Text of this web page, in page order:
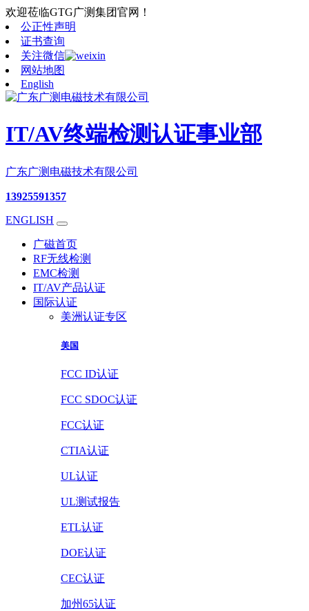
欢迎莅临GTG广测集团官网！
公正性声明
证书查询
关注微信
网站地图
English
IT/AV终端检测认证事业部
广东广测电磁技术有限公司
13925591357
ENGLISH
广磁首页
RF无线检测
EMC检测
IT/AV产品认证
国际认证
美洲认证专区
美国
FCC ID认证
FCC SDOC认证
FCC认证
CTIA认证
UL认证
UL测试报告
ETL认证
DOE认证
CEC认证
加州65认证